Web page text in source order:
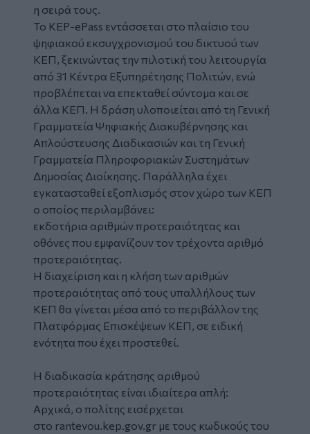
η σειρά τους.
Το KEP-ePass εντάσσεται στο πλαίσιο του
ψηφιακού εκσυγχρονισμού του δικτυού των
ΚΕΠ, ξεκινώντας την πιλοτική του λειτουργία
από 31 Κέντρα Εξυπηρέτησης Πολιτών, ενώ
προβλέπεται να επεκταθεί σύντομα και σε
άλλα ΚΕΠ. Η δράση υλοποιείται από τη Γενική
Γραμματεία Ψηφιακής Διακυβέρνησης και
Απλούστευσης Διαδικασιών και τη Γενική
Γραμματεία Πληροφοριακών Συστημάτων
Δημοσίας Διοίκησης. Παράλληλα έχει
εγκατασταθεί εξοπλισμός στον χώρο των ΚΕΠ
ο οποίος περιλαμβάνει:
εκδοτήρια αριθμών προτεραιότητας και
οθόνες που εμφανίζουν τον τρέχοντα αριθμό
προτεραιότητας.
Η διαχείριση και η κλήση των αριθμών
προτεραιότητας από τους υπαλλήλους των
ΚΕΠ θα γίνεται μέσα από το περιβάλλον της
Πλατφόρμας Επισκέψεων ΚΕΠ, σε ειδική
ενότητα που έχει προστεθεί.
Η διαδικασία κράτησης αριθμού
προτεραιότητας είναι ιδιαίτερα απλή:
Αρχικά, ο πολίτης εισέρχεται
στο rantevou.kep.gov.gr με τους κωδικούς του